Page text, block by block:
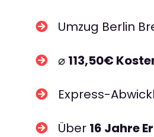
Umzug Berlin
⌀ 113,50€
Express-
Über 16 Jahre